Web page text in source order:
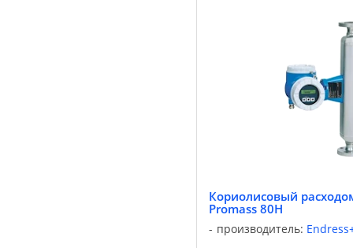
Кориолисовый
Promass 80H
производитель: